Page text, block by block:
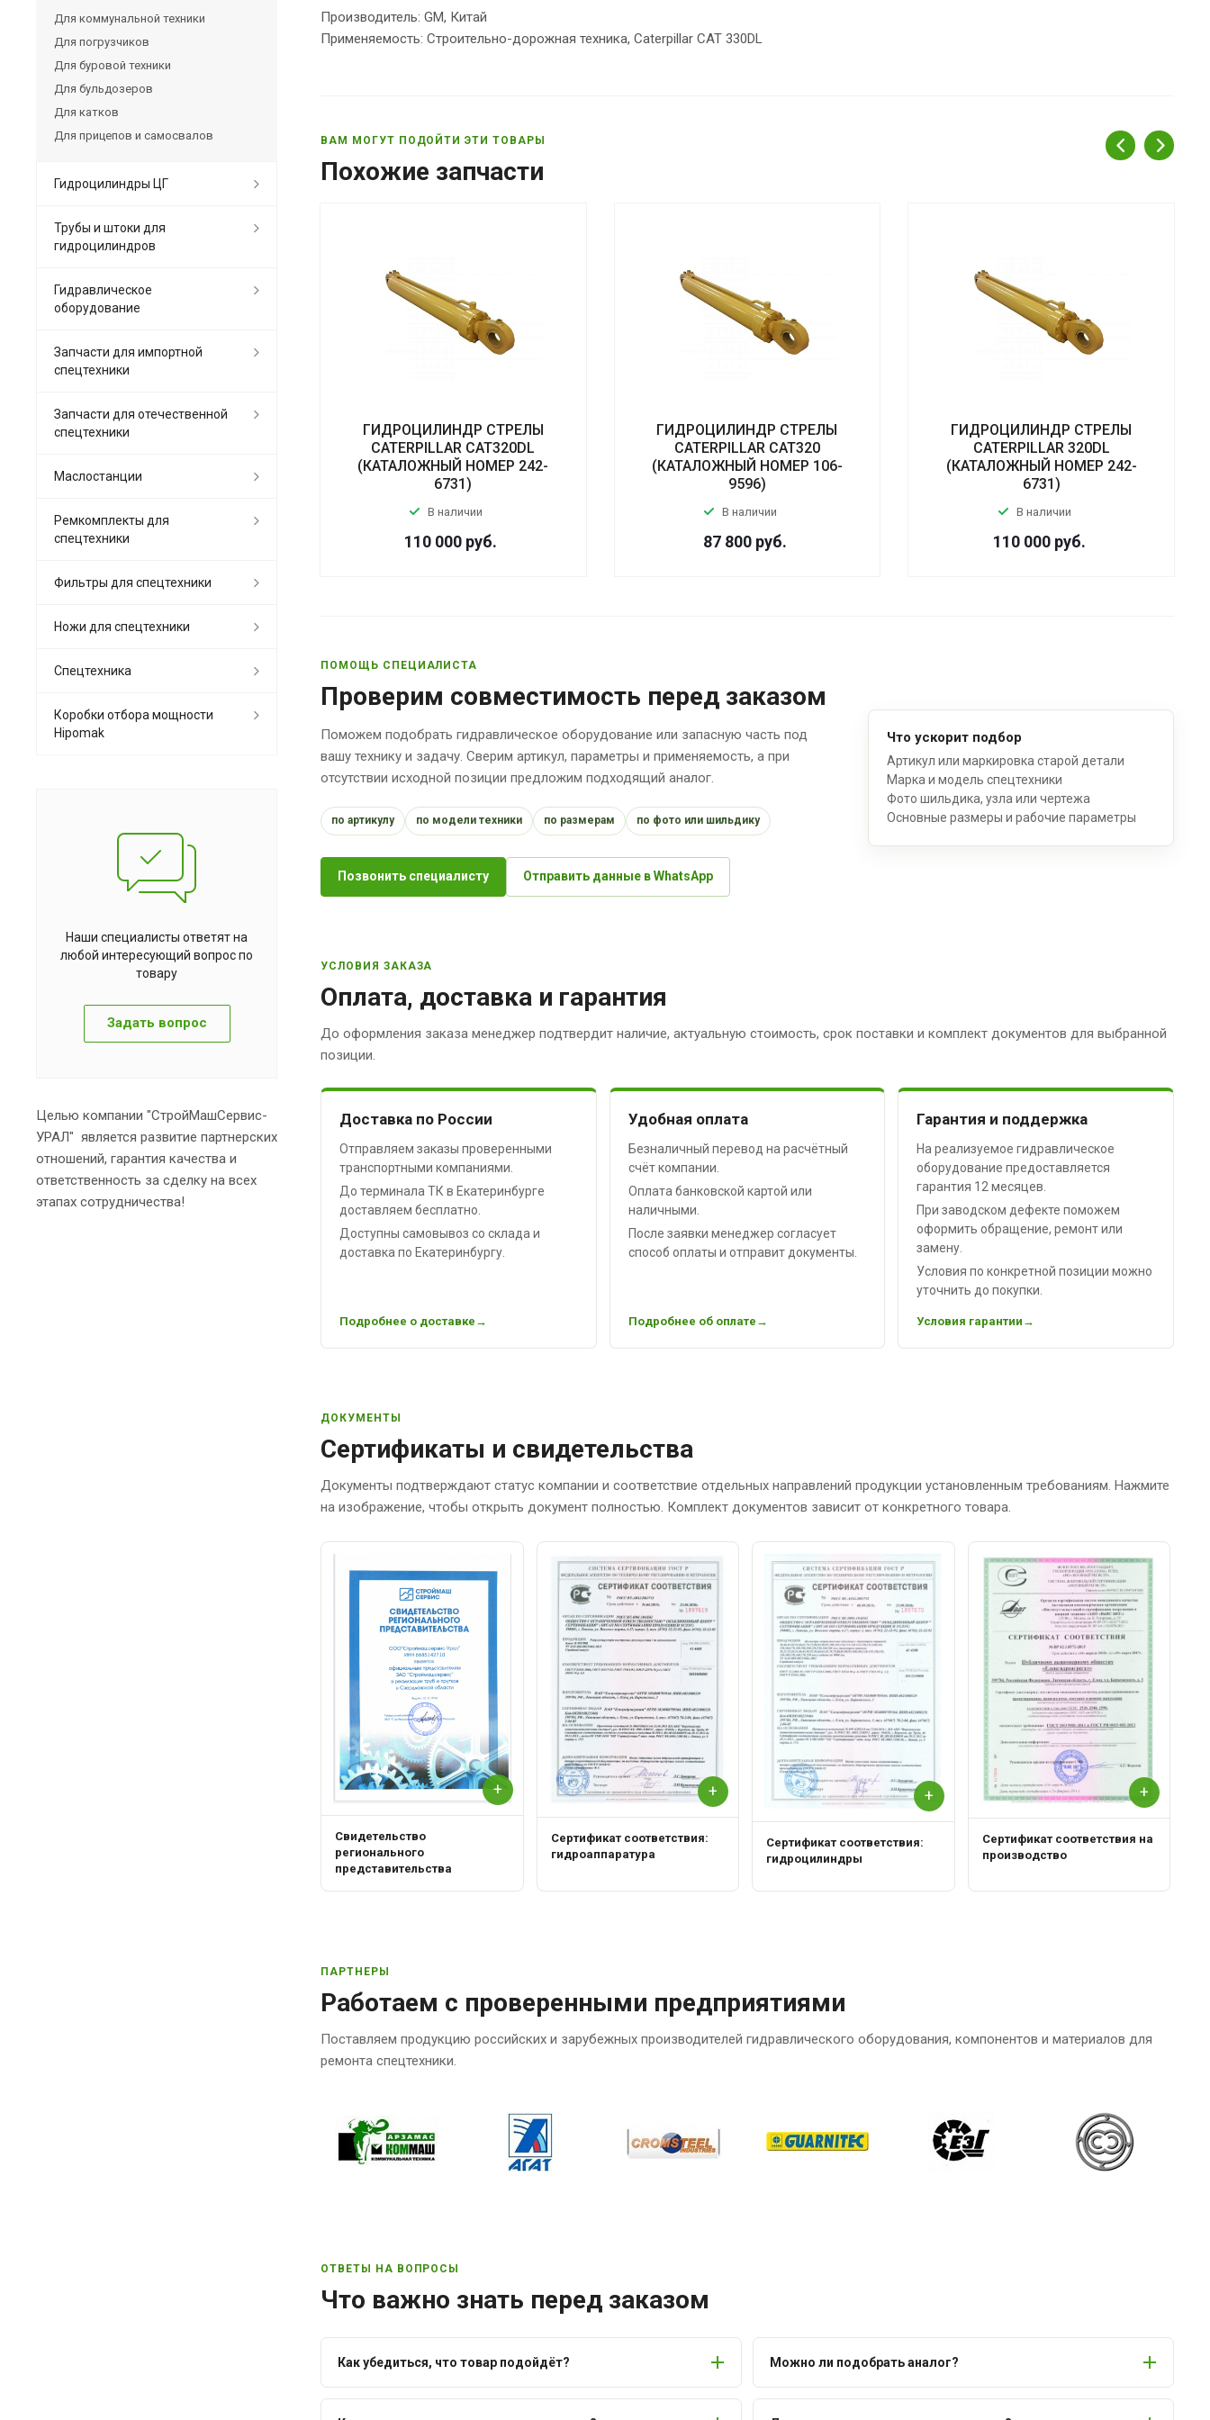
Производитель: GM, Китай
Применяемость: Строительно-дорожная техника, Caterpillar CAT 330DL
ВАМ МОГУТ ПОДОЙТИ ЭТИ ТОВАРЫ
Похожие запчасти
ГИДРОЦИЛИНДР СТРЕЛЫ
CATERPILLAR CAT320DL
(КАТАЛОЖНЫЙ НОМЕР 242-
6731)
В наличии
110 000 руб.
ГИДРОЦИЛИНДР СТРЕЛЫ
CATERPILLAR CAT320
(КАТАЛОЖНЫЙ НОМЕР 106-
9596)
В наличии
87 800 руб.
ГИДРОЦИЛИНДР СТРЕЛЫ
CATERPILLAR 320DL
(КАТАЛОЖНЫЙ НОМЕР 242-
6731)
В наличии
110 000 руб.
ПОМОЩЬ СПЕЦИАЛИСТА
Проверим совместимость перед заказом
Поможем подобрать гидравлическое оборудование или запасную часть под
вашу технику и задачу. Сверим артикул, параметры и применяемость, а при
отсутствии исходной позиции предложим подходящий аналог.
по артикулу по модели техники по размерам по фото или шильдику
Позвонить специалисту Отправить данные в WhatsApp
Что ускорит подбор
Артикул или маркировка старой детали
Марка и модель спецтехники
Фото шильдика, узла или чертежа
Основные размеры и рабочие параметры
УСЛОВИЯ ЗАКАЗА
Оплата, доставка и гарантия
До оформления заказа менеджер подтвердит наличие, актуальную стоимость, срок поставки и комплект документов для выбранной
позиции.
Доставка по России
Отправляем заказы проверенными
транспортными компаниями.
До терминала ТК в Екатеринбурге
доставляем бесплатно.
Доступны самовывоз со склада и
доставка по Екатеринбургу.
Подробнее о доставке
Удобная оплата
Безналичный перевод на расчётный
счёт компании.
Оплата банковской картой или
наличными.
После заявки менеджер согласует
способ оплаты и отправит документы.
Подробнее об оплате
Гарантия и поддержка
На реализуемое гидравлическое
оборудование предоставляется
гарантия 12 месяцев.
При заводском дефекте поможем
оформить обращение, ремонт или
замену.
Условия по конкретной позиции можно
уточнить до покупки.
Условия гарантии
ДОКУМЕНТЫ
Сертификаты и свидетельства
Документы подтверждают статус компании и соответствие отдельных направлений продукции установленным требованиям. Нажмите
на изображение, чтобы открыть документ полностью. Комплект документов зависит от конкретного товара.
+
Свидетельство
регионального
представительства
+
Сертификат соответствия:
гидроаппаратура
+
Сертификат соответствия:
гидроцилиндры
+
Сертификат соответствия на
производство
ПАРТНЕРЫ
Работаем с проверенными предприятиями
Поставляем продукцию российских и зарубежных производителей гидравлического оборудования, компонентов и материалов для
ремонта спецтехники.
ОТВЕТЫ НА ВОПРОСЫ
Что важно знать перед заказом
Как убедиться, что товар подойдёт? Можно ли подобрать аналог?
Для коммунальной техники
Для погрузчиков
Для буровой техники
Для бульдозеров
Для катков
Для прицепов и самосвалов
Гидроцилиндры ЦГ
Трубы и штоки для
гидроцилиндров
Гидравлическое
оборудование
Запчасти для импортной
спецтехники
Запчасти для отечественной
спецтехники
Маслостанции
Ремкомплекты для
спецтехники
Фильтры для спецтехники
Ножи для спецтехники
Спецтехника
Коробки отбора мощности
Hipomak
Наши специалисты ответят на
любой интересующий вопрос по
товару
Задать вопрос
Целью компании "СтройМашСервис-
УРАЛ" является развитие партнерских
отношений, гарантия качества и
ответственность за сделку на всех
этапах сотрудничества!